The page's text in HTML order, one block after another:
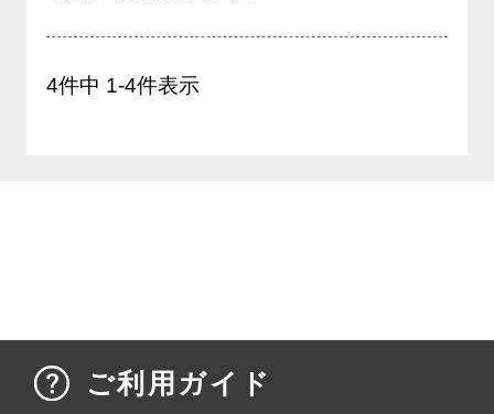
4件中 1-4件表示
ご利用ガイド